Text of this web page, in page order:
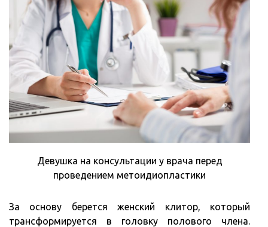
Девушка на консультации у врача перед
проведением метоидиопластики
За основу берется женский клитор, который
трансформируется в головку полового члена.